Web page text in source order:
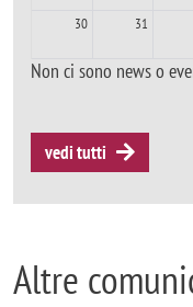
30 31
Non ci sono news o
vedi tutti
Altre